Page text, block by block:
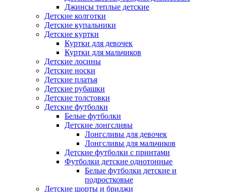
Джинсы теплые детские
Детские колготки
Детские купальники
Детские куртки
Куртки для девочек
Куртки для мальчиков
Детские лосины
Детские носки
Детские платья
Детские рубашки
Детские толстовки
Детские футболки
Белые футболки
Детские лонгсливы
Лонгсливы для девочек
Лонгсливы для мальчиков
Детские футболки с принтами
Футболки детские однотонные
Белые футболки детские и
подростковые
Детские шорты и бриджи